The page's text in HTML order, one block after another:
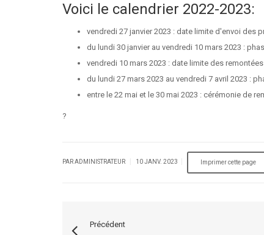
Voici le calendrier 2022-2023:
vendredi 27 janvier 2023 : date limite d'envoi des
du lundi 30 janvier au vendredi 10 mars 2023 :
vendredi 10 mars 2023 : date limite des
du lundi 27 mars 2023 au vendredi 7 avril 2023 :
entre le 22 mai et le 30 mai 2023 : cérémonie de
?
PAR ADMINISTRATEUR 10 JANV. 2023
Précédent